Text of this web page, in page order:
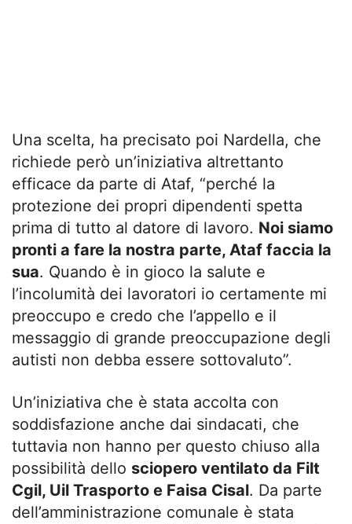
Una scelta, ha precisato poi Nardella, che
richiede però un’iniziativa altrettanto
efficace da parte di Ataf, “perché la
protezione dei propri dipendenti spetta
prima di tutto al datore di lavoro. Noi siamo
pronti a fare la nostra parte, Ataf faccia la
sua. Quando è in gioco la salute e
l’incolumità dei lavoratori io certamente mi
preoccupo e credo che l’appello e il
messaggio di grande preoccupazione degli
autisti non debba essere sottovaluto”.
Un’iniziativa che è stata accolta con
soddisfazione anche dai sindacati, che
tuttavia non hanno per questo chiuso alla
possibilità dello sciopero ventilato da Filt
Cgil, Uil Trasporto e Faisa Cisal. Da parte
dell’amministrazione comunale è stata